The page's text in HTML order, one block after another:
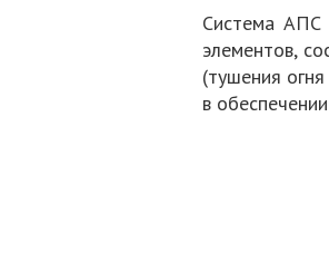
Система АПС
элементов,
(тушения
в